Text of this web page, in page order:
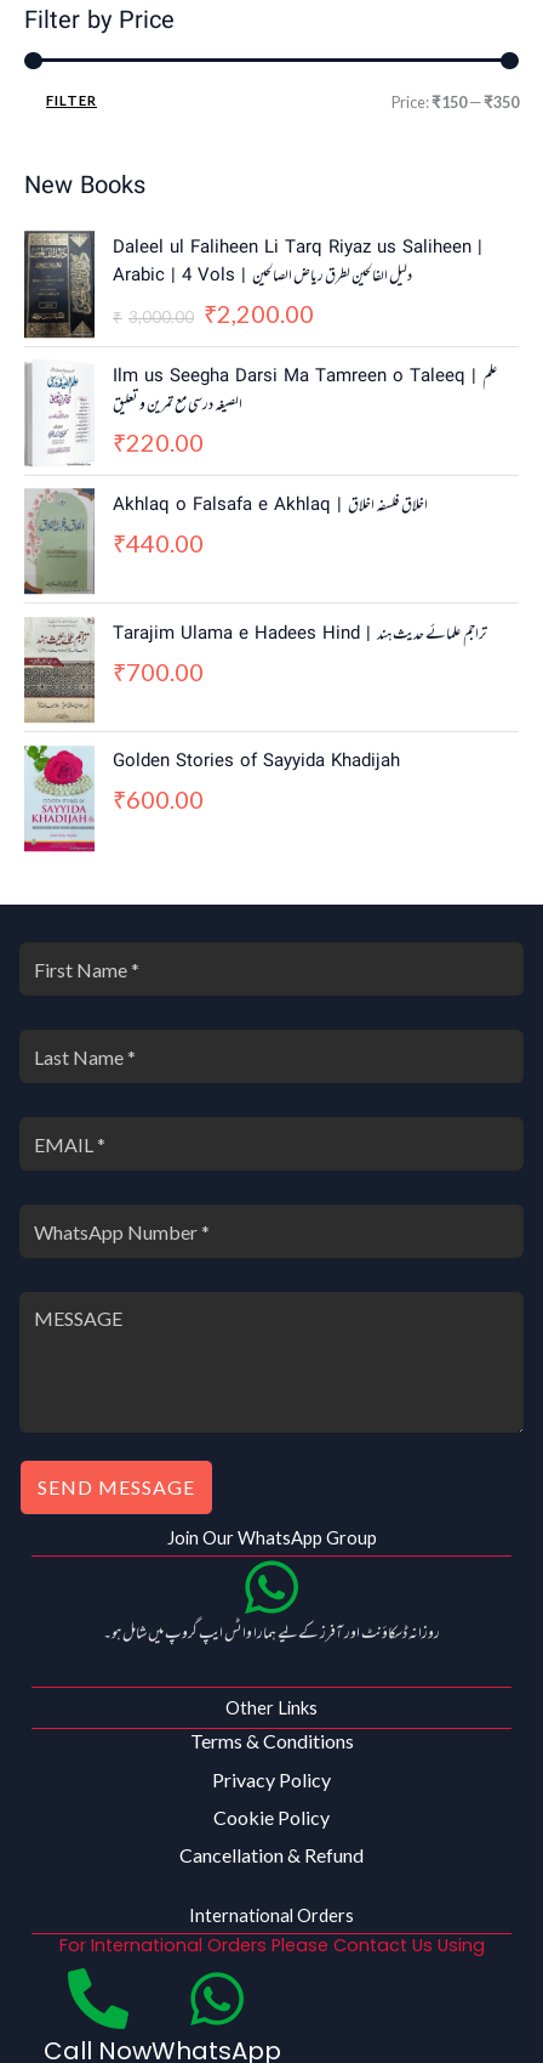
Filter by Price
FILTER Price:₹150—₹350
New Books
Daleel ul Faliheen Li Tarq Riyaz us Saliheen |
Arabic | 4 Vols | دلیل الفالحین لطرق ریاض الصالحین
₹ 3,000.00
O
i
g
n
a
l
p
c
e
:
₹
0
0
₹2,200.00
u
r
r
t
e
2
.
Ilm us Seegha Darsi Ma Tamreen o Taleeq | علم
الصیغہ درسی مع تمرین و تعلیق
₹220.00
Akhlaq o Falsafa e Akhlaq | اخلاق فلسفہ اخلاق
₹440.00
Tarajim Ulama e Hadees Hind | تراجم علمائے حديث ہند
₹700.00
Golden Stories of Sayyida Khadijah
₹600.00
SEND MESSAGE
Join Our WhatsApp Group
روزانہ ڈسکاؤنٹ اور آفرز کے لیے ہمارا واٹس ایپ گروپ میں شامل ہو۔
Other Links
Terms & Conditions
Privacy Policy
Cookie Policy
Cancellation & Refund
International Orders
For International Orders Please Contact Us Using
Call NowWhatsApp